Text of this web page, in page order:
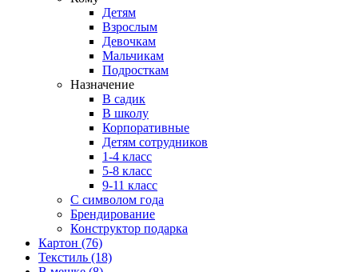
Детям
Взрослым
Девочкам
Мальчикам
Подросткам
Назначение
В садик
В школу
Корпоративные
Детям сотрудников
1-4 класс
5-8 класс
9-11 класс
С символом года
Брендирование
Конструктор подарка
Картон (76)
Текстиль (18)